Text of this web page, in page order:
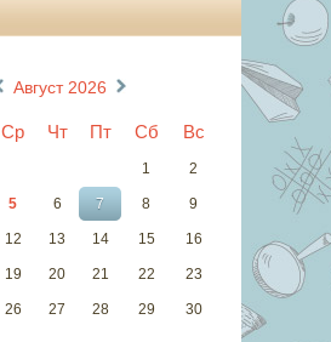
« Август 2026 »
Ср Чт Пт Сб Вс
1 2
5 6 7 8 9
12 13 14 15 16
19 20 21 22 23
26 27 28 29 30